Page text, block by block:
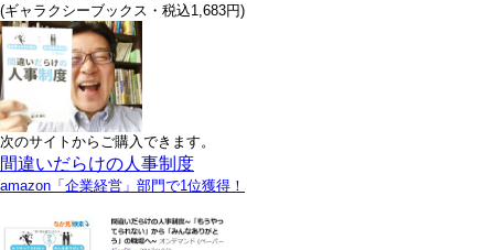
(ギャラクシーブックス・税込1,683円)
次のサイトからご購入できます。
間違いだらけの人事制度
amazon「企業経営」部門で1位獲得！